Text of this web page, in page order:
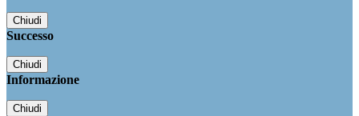
Chiudi
Successo
Chiudi
Informazione
Chiudi